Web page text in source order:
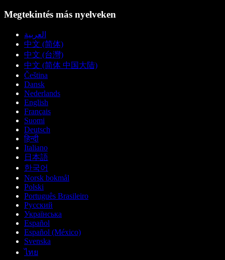
Megtekintés más nyelveken
العربية
中文 (简体)
中文 (台灣)
中文 (简体 中国大陆)
Čeština
Dansk
Nederlands
English
Français
Suomi
Deutsch
हिन्दी
Italiano
日本語
한국어
Norsk bokmål
Polski
Português Brasileiro
Русский
Українська
Español
Español (México)
Svenska
ไทย